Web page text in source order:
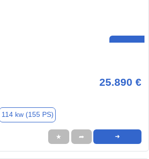
25.890 €
114 kw (155 PS)
★ ➦ ➜